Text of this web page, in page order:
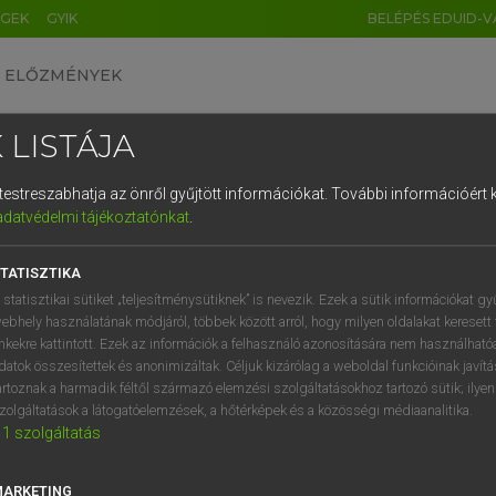
GYIK BELÉPÉS EDUID-
ELŐZMÉNYEK
angol szótár
elfogadó
intézvényezett
keresése szótárainkban
LISTÁJA
az önről gyűjtött információkat. További információért
tájékoztatónkat.
statisztikai sütiket „teljesítménysütiknek” is nevezik. Ezek a sütik információkat
használatának módjáról, többek között arról, hogy milyen oldalakat keresett
kattintott. Ezek az információk a felhasználó azonosítására nem
összesítettek és anonimizáltak. Céljuk kizárólag a weboldal funkcióinak
a harmadik féltől származó elemzési szolgáltatásokhoz tartozó sütik;
a látogatóelemzések, a hőtérképek és a közösségi médiaanalitika.
1 szolgáltatás
DE CN FR ES IT NL
1 2 3 4 5 6 7 8 9
q w e r t z u i
a s d f g h j k l é
í y x c v b n m , .